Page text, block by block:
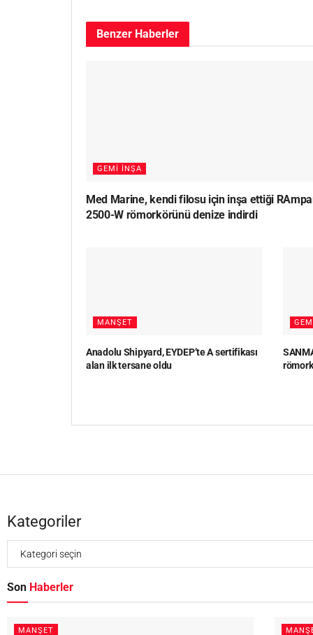
Benzer Haberler
GEMI İNŞA
Med Marine, kendi filosu için inşa ettiği
2500-W römorkörünü denize indirdi
MANŞET
Anadolu Shipyard, EYDEP’te A sertifikası
alan ilk tersane oldu
Kategoriler
Son Haberler
MANŞET